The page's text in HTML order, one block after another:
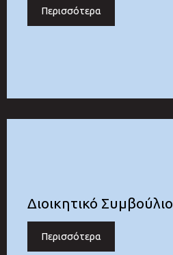
Περισσότερα
Διοικητικό Συμβούλιο
Περισσότερα